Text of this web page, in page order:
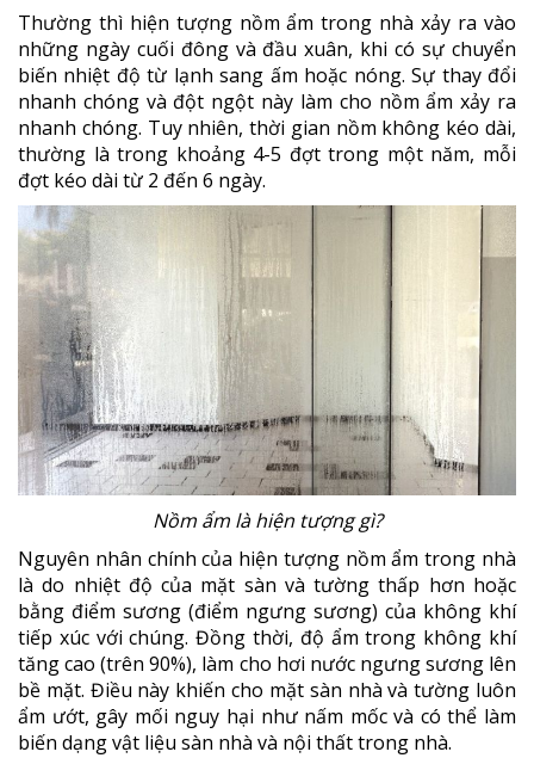
Thường thì hiện tượng nồm ẩm trong nhà xảy ra vào
những ngày cuối đông và đầu xuân, khi có sự chuyển
biến nhiệt độ từ lạnh sang ấm hoặc nóng. Sự thay đổi
nhanh chóng và đột ngột này làm cho nồm ẩm xảy ra
nhanh chóng. Tuy nhiên, thời gian nồm không kéo dài,
thường là trong khoảng 4-5 đợt trong một năm, mỗi
đợt kéo dài từ 2 đến 6 ngày.
Nồm ẩm là hiện tượng gì?
Nguyên nhân chính của hiện tượng nồm ẩm trong nhà
là do nhiệt độ của mặt sàn và tường thấp hơn hoặc
bằng điểm sương (điểm ngưng sương) của không khí
tiếp xúc với chúng. Đồng thời, độ ẩm trong không khí
tăng cao (trên 90%), làm cho hơi nước ngưng sương lên
bề mặt. Điều này khiến cho mặt sàn nhà và tường luôn
ẩm ướt, gây mối nguy hại như nấm mốc và có thể làm
biến dạng vật liệu sàn nhà và nội thất trong nhà.